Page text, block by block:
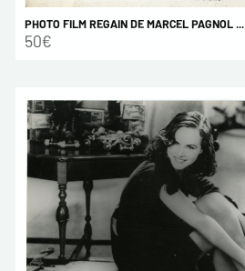
PHOTO FILM REGAIN DE MARCEL PAGNOL ...
50€